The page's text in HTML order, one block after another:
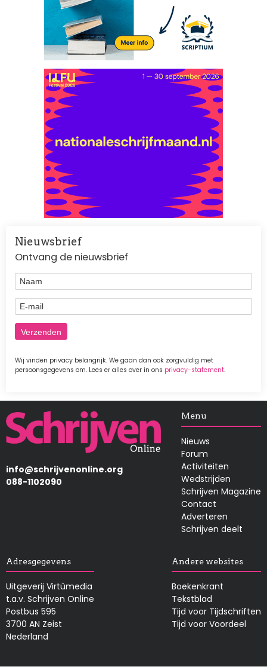
Nieuwsbrief
Ontvang de nieuwsbrief
Naam
E-mail
Wij vinden privacy belangrijk. We gaan dan ook zorgvuldig met
persoonsgegevens om. Lees er alles over in ons privacy-statement.
Afbeelding
info@schrijvenonline.org
088-1102090
Menu
Nieuws
Forum
Activiteiten
Wedstrijden
Schrijven Magazine
Contact
Adverteren
Schrijven deelt
Adresgegevens
Uitgeverij Virtùmedia
t.a.v. Schrijven Online
Postbus 595
3700 AN Zeist
Nederland
Andere websites
Boekenkrant
Tekstblad
Tijd voor Tijdschriften
Tijd voor Voordeel